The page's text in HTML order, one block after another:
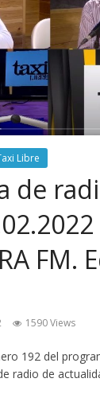
Libre
de
FM.
1590 Views
192 del
radio de